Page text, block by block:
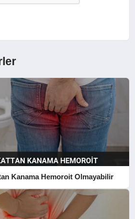
Kanama Hemoroit Olmayabilir